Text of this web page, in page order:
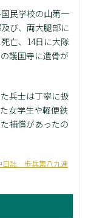
民学校の山第一
び、両大腿部に
亡、14日に大隊
護国寺に遺骨が
兵士は丁寧に扱
女学生や軽便鉄
補償があったの
日誌 歩兵第八九連